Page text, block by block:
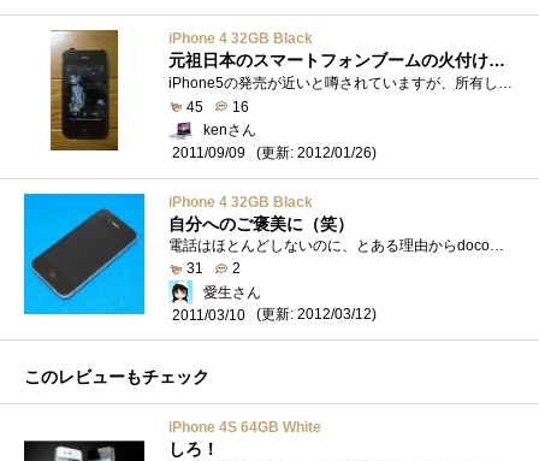
iPhone 4 32GB Black
元祖日本のスマートフォンブームの火付け役の最新機(現時点で)
iPhone5の発売が近いと噂されていますが、所有しているのに登録していない事に気づいたので、慌てて登録です。購入時はまだ手に入りづらい時期�...
45
16
kenさん
2011/09/09
(更新: 2012/01/26)
iPhone 4 32GB Black
自分へのご褒美に（笑）
31
2
愛生さん
2011/03/10
(更新: 2012/03/12)
このレビューもチェック
iPhone 4S 64GB White
しろ！